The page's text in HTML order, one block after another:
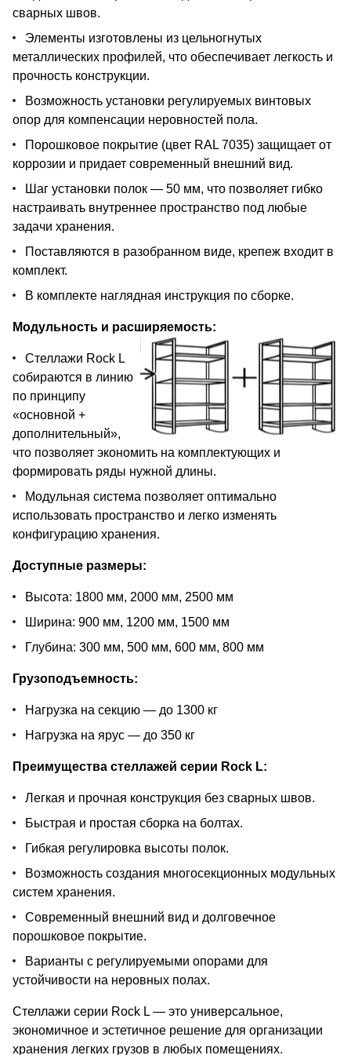
сварных швов.
Элементы изготовлены из цельногнутых
металлических профилей, что обеспечивает легкость и
прочность конструкции.
Возможность установки регулируемых винтовых
опор для компенсации неровностей пола.
Порошковое покрытие (цвет RAL 7035) защищает от
коррозии и придает современный внешний вид.
Шаг установки полок — 50 мм, что позволяет гибко
настраивать внутреннее пространство под любые
задачи хранения.
Поставляются в разобранном виде, крепеж входит в
комплект.
В комплекте наглядная инструкция по сборке.
Модульность и расширяемость:
Стеллажи Rock L
собираются в линию
по принципу
«основной +
дополнительный»,
что позволяет экономить на комплектующих и
формировать ряды нужной длины.
Модульная система позволяет оптимально
использовать пространство и легко изменять
конфигурацию хранения.
Доступные размеры:
Высота: 1800 мм, 2000 мм, 2500 мм
Ширина: 900 мм, 1200 мм, 1500 мм
Глубина: 300 мм, 500 мм, 600 мм, 800 мм
Грузоподъемность:
Нагрузка на секцию — до 1300 кг
Нагрузка на ярус — до 350 кг
Преимущества стеллажей серии Rock L:
Легкая и прочная конструкция без сварных швов.
Быстрая и простая сборка на болтах.
Гибкая регулировка высоты полок.
Возможность создания многосекционных модульных
систем хранения.
Современный внешний вид и долговечное
порошковое покрытие.
Варианты с регулируемыми опорами для
устойчивости на неровных полах.
Стеллажи серии Rock L — это универсальное,
экономичное и эстетичное решение для организации
хранения легких грузов в любых помещениях.